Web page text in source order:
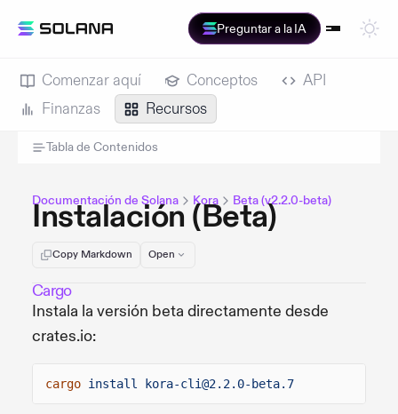
Preguntar a la IA
Comenzar aquí Conceptos
API
Finanzas
Recursos
Tabla de Contenidos
Documentación de Solana Kora Beta (v2.2.0-beta)
Instalación (Beta)
Copy Markdown Open
Cargo
Instala la versión beta directamente desde
crates.io:
cargo install kora-cli@2.2.0-beta.7